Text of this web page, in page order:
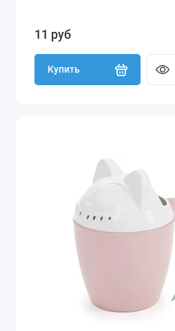
11 руб
Купить